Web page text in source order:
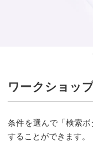
ワークショッ
条件を選んで「検索
することができます。